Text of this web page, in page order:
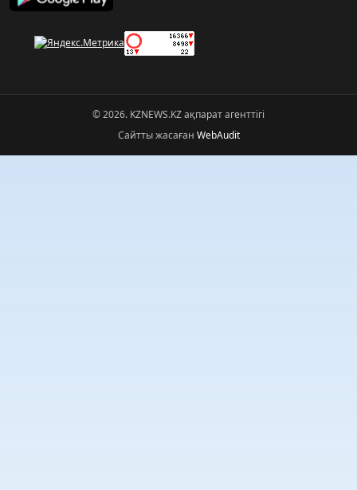
© 2026. KZNEWS.KZ ақпарат агенттігі
Сайтты жасаған WebAudit